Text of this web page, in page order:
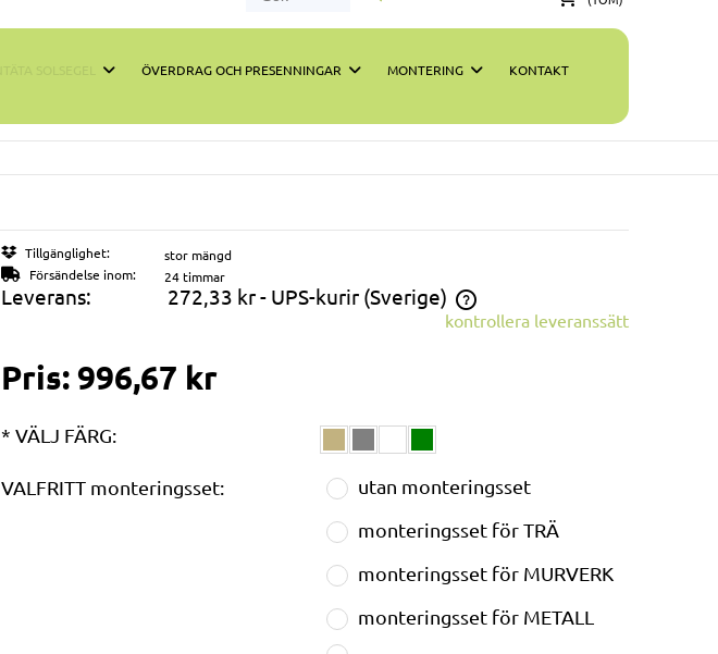
ÖVERDRAG OCH PRESENNINGAR MONTERING KONTAKT
Tillgänglighet:
stor mängd
Försändelse inom:
24 timmar
Leverans: 272,33 kr- UPS-kurir (Sverige)
betalningsavgifter
kontrollera leveranssätt
Pris:996,67 kr
* VÄLJ FÄRG:
VALFRITT monteringsset:
utan monteringsset
monteringsset för TRÄ
monteringsset för MURVERK
monteringsset för METALL